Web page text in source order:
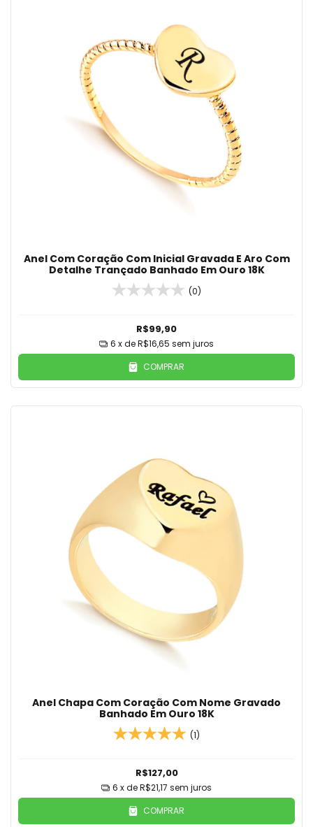
Anel Com Coração Com Inicial Gravada E Aro Com
Detalhe Trançado Banhado Em Ouro 18K
(0)
R$99,90
6 x deR$16,65 sem juros
COMPRAR
Anel Chapa Com Coração Com Nome Gravado
Banhado Em Ouro 18K
(1)
R$127,00
6 x deR$21,17 sem juros
COMPRAR